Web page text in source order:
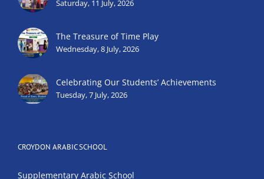
Saturday, 11 July, 2026
The Treasure of Time Play
Wednesday, 8 July, 2026
Celebrating Our Students’ Achievements
Tuesday, 7 July, 2026
CROYDON ARABIC SCHOOL
Supplementary Arabic School